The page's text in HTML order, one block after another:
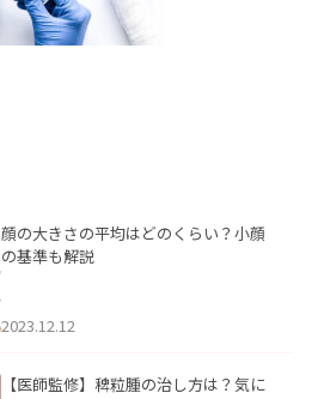
顔の大きさの平均はどのくらい？小顔
の基準も解説
2023.12.12
【医師監修】稗粒腫の治し方は？気に